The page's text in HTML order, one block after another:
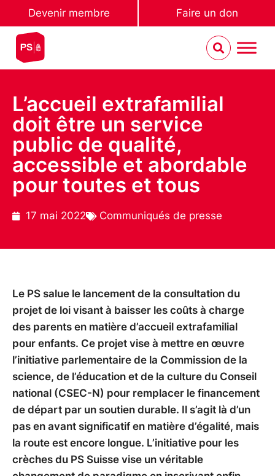
Devenir membre Faire un don
L’accueil extrafamilial
doit être un service
public de qualité,
accessible et abordable
pour toutes et tous
17 mai 2022 Communiqués de presse
Le PS salue le lancement de la consultation du
projet de loi visant à baisser les coûts à charge
des parents en matière d’accueil extrafamilial
pour enfants. Ce projet vise à mettre en œuvre
l’initiative parlementaire de la Commission de la
science, de l’éducation et de la culture du Conseil
national (CSEC-N) pour remplacer le financement
de départ par un soutien durable. Il s’agit là d’un
pas en avant significatif en matière d’égalité, mais
la route est encore longue. L’initiative pour les
crèches du PS Suisse vise un véritable